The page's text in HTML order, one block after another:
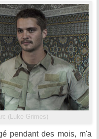
(Luke Grimes)
pendant des mois, m'a